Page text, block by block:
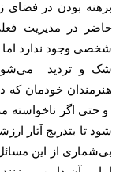
بودن در فضای
در مدیریت
وجود ندارد اما
و تردید
می‌شود
خودمان که در
حتی اگر ناخواسته
تا بتدریج آثار
از این مسائل